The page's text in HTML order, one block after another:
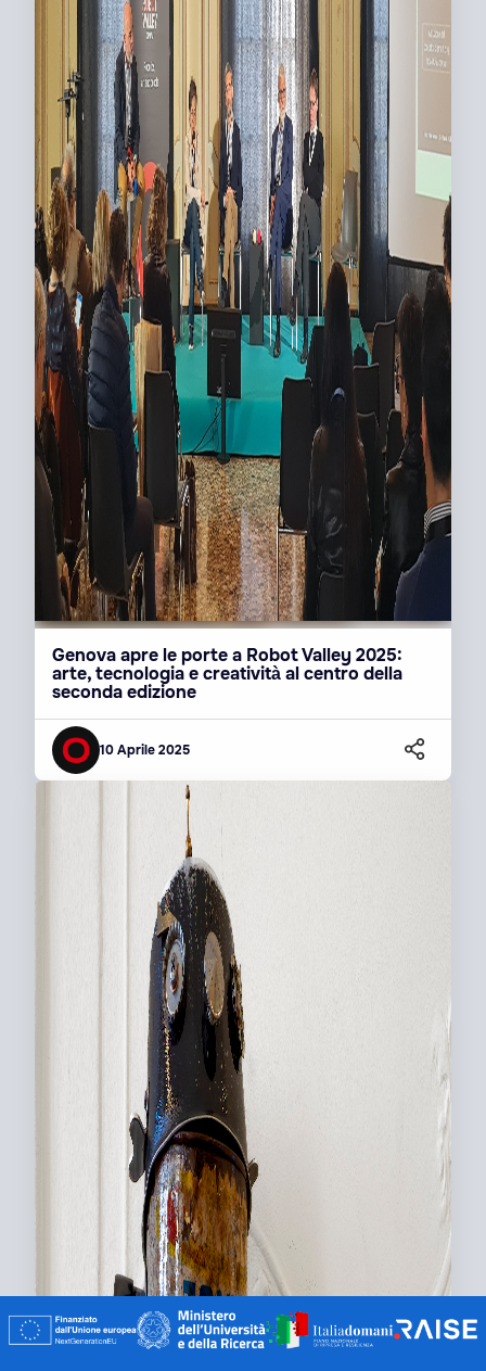
Genova apre le porte a Robot Valley 2025:
arte, tecnologia e creatività al centro della
seconda edizione
10 Aprile 2025